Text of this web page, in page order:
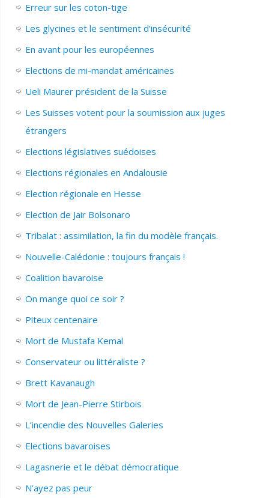
Erreur sur les coton-tige
Les glycines et le sentiment d’insécurité
En avant pour les européennes
Elections de mi-mandat américaines
Ueli Maurer président de la Suisse
Les Suisses votent pour la soumission aux juges
étrangers
Elections législatives suédoises
Elections régionales en Andalousie
Election régionale en Hesse
Election de Jair Bolsonaro
Tribalat : assimilation, la fin du modèle français.
Nouvelle-Calédonie : toujours français !
Coalition bavaroise
On mange quoi ce soir ?
Piteux centenaire
Mort de Mustafa Kemal
Conservateur ou littéraliste ?
Brett Kavanaugh
Mort de Jean-Pierre Stirbois
L’incendie des Nouvelles Galeries
Elections bavaroises
Lagasnerie et le débat démocratique
N’ayez pas peur